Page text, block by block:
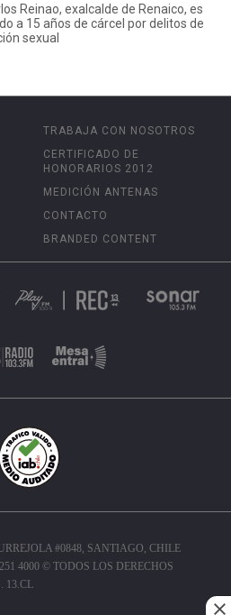
Reinao, exalcalde de Renaico, es
a 15 años de cárcel por delitos de
sexual
TRABAJA CON NOSOTROS
CERTIFICADO DE
HONORARIOS 2012
MEDICIÓN ANTENAS
CONTACTO
BRANDED CONTENT
#0848, SANTIAGO, CHILE
4000 © TODOS LOS DERECHOS
13.CL